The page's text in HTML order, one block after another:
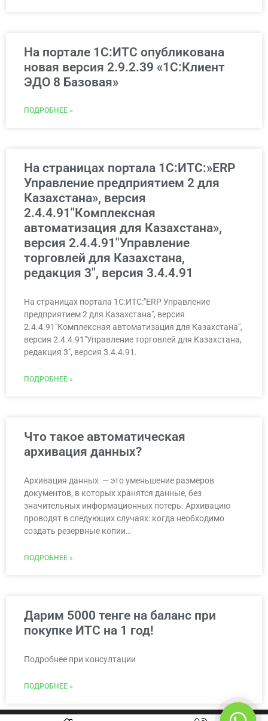
На портале 1С:ИТС опубликована
новая версия 2.9.2.39 «1С:Клиент
ЭДО 8 Базовая»
ПОДРОБНЕЕ »
На страницах портала 1С:ИТС:»ERP
Управление предприятием 2 для
Казахстана», версия
2.4.4.91″Комплексная
автоматизация для Казахстана»,
версия 2.4.4.91″Управление
торговлей для Казахстана,
редакция 3″, версия 3.4.4.91
На страницах портала 1С:ИТС:"ERP Управление
предприятием 2 для Казахстана", версия
2.4.4.91"Комплексная автоматизация для Казахстана",
версия 2.4.4.91"Управление торговлей для Казахстана,
редакция 3", версия 3.4.4.91.
ПОДРОБНЕЕ »
Что такое автоматическая
архивация данных?
Архивация данных — это уменьшение размеров
документов, в которых хранятся данные, без
значительных информационных потерь. Архивацию
проводят в следующих случаях: когда необходимо
создать резервные копии…
ПОДРОБНЕЕ »
Дарим 5000 тенге на баланс при
покупке ИТС на 1 год!
Подробнее при консултации
ПОДРОБНЕЕ »